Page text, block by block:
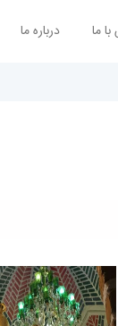
ما درباره ما